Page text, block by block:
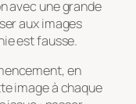
avec une grande
aux images
est fausse.
en
image à chaque